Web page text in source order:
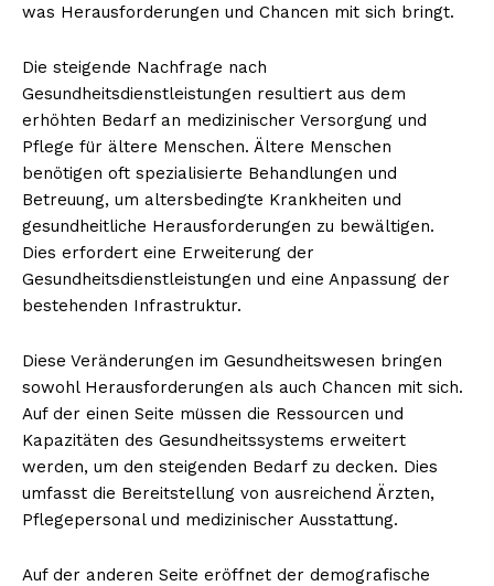
was Herausforderungen und Chancen mit sich bringt.
Die steigende Nachfrage nach
Gesundheitsdienstleistungen resultiert aus dem
erhöhten Bedarf an medizinischer Versorgung und
Pflege für ältere Menschen. Ältere Menschen
benötigen oft spezialisierte Behandlungen und
Betreuung, um altersbedingte Krankheiten und
gesundheitliche Herausforderungen zu bewältigen.
Dies erfordert eine Erweiterung der
Gesundheitsdienstleistungen und eine Anpassung der
bestehenden Infrastruktur.
Diese Veränderungen im Gesundheitswesen bringen
sowohl Herausforderungen als auch Chancen mit sich.
Auf der einen Seite müssen die Ressourcen und
Kapazitäten des Gesundheitssystems erweitert
werden, um den steigenden Bedarf zu decken. Dies
umfasst die Bereitstellung von ausreichend Ärzten,
Pflegepersonal und medizinischer Ausstattung.
Auf der anderen Seite eröffnet der demografische